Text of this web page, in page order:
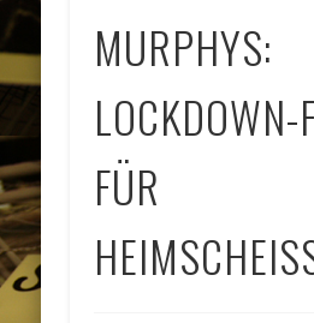
MURPHYS:
LOCKDOWN-
FÜR